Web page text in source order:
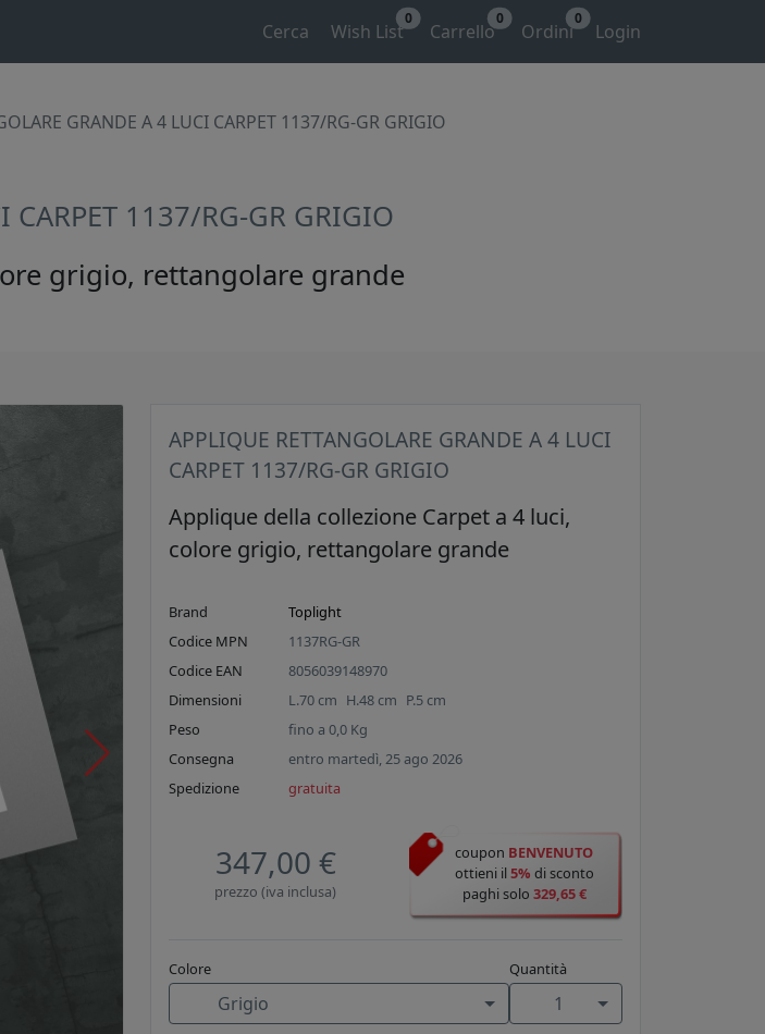
Cerca Wish List
0
Carrello
0
Ordini
0
Login
GRANDE A 4 LUCI CARPET 1137/RG-GR GRIGIO
CARPET 1137/RG-GR GRIGIO
grigio, rettangolare grande
APPLIQUE RETTANGOLARE GRANDE A 4 LUCI
CARPET 1137/RG-GR GRIGIO
Applique della collezione Carpet a 4 luci,
colore grigio, rettangolare grande
Brand
Toplight
Codice MPN
1137RG-GR
Codice EAN
8056039148970
Dimensioni
L.70 cm H.48 cm P.5 cm
Peso
fino a0,0 Kg
Consegna
entro martedì, 25 ago 2026
Spedizione
gratuita
347,00 €
prezzo (iva inclusa)
coupon BENVENUTO
ottieni il5% di sconto
paghi solo 329,65 €
Colore
Grigio
Quantità
1